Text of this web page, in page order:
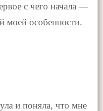
с чего начала —
моей особенности.
и поняла, что мне